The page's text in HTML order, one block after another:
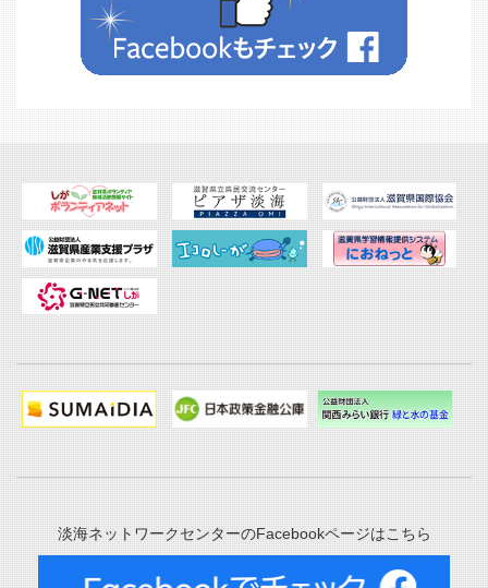
淡海ネットワークセンターのFacebookページはこちら